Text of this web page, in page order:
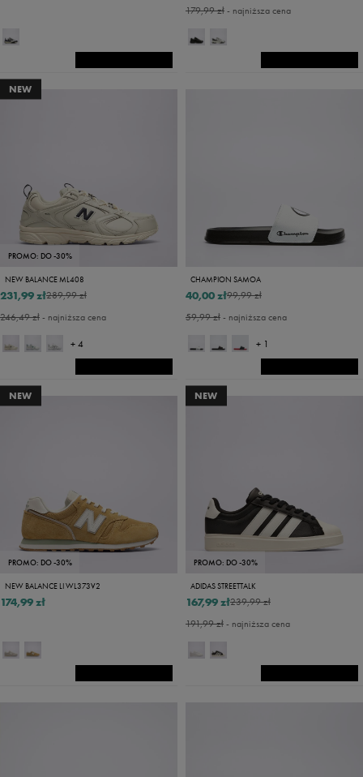
179,99 zł- najniższa cena
NEW
PROMO: DO -30%
NEW BALANCE ML408
289,99 zł
231,99 zł
246,49 zł- najniższa cena
+ 4
CHAMPION SAMOA
99,99 zł
40,00 zł
59,99 zł- najniższa cena
+ 1
NEW
PROMO: DO -30%
NEW BALANCE LI WL373V2
174,99 zł
NEW
PROMO: DO -30%
ADIDAS STREETTALK
239,99 zł
167,99 zł
191,99 zł- najniższa cena